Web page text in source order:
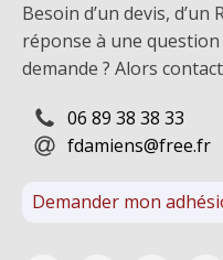
Besoin d’un devis, d’un
réponse à une
demande ? Alors
06 89 38 38 33
fdamiens@free.fr
Demander mon